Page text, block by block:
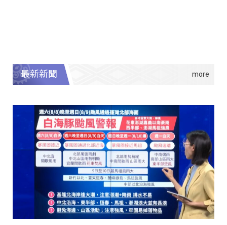
最新新聞